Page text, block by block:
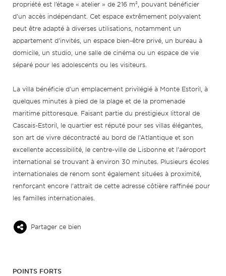
propriété est l’étage « atelier » de 216 m², pouvant bénéficier
d’un accès indépendant. Cet espace extrêmement polyvalent
peut être adapté à diverses utilisations, notamment un
appartement d’invités, un espace bien-être privé, un bureau à
domicile, un studio, une salle de cinéma ou un espace de vie
séparé pour les adolescents ou les visiteurs.
La villa bénéficie d’un emplacement privilégié à Monte Estoril, à
quelques minutes à pied de la plage et de la promenade
maritime pittoresque. Faisant partie du prestigieux littoral de
Cascais-Estoril, le quartier est réputé pour ses villas élégantes,
son art de vivre décontracté au bord de l’Atlantique et son
excellente accessibilité, le centre-ville de Lisbonne et l’aéroport
international se trouvant à environ 30 minutes. Plusieurs écoles
internationales de renom sont également situées à proximité,
renforçant encore l’attrait de cette adresse côtière raffinée pour
les familles internationales.
Partager ce bien
POINTS FORTS